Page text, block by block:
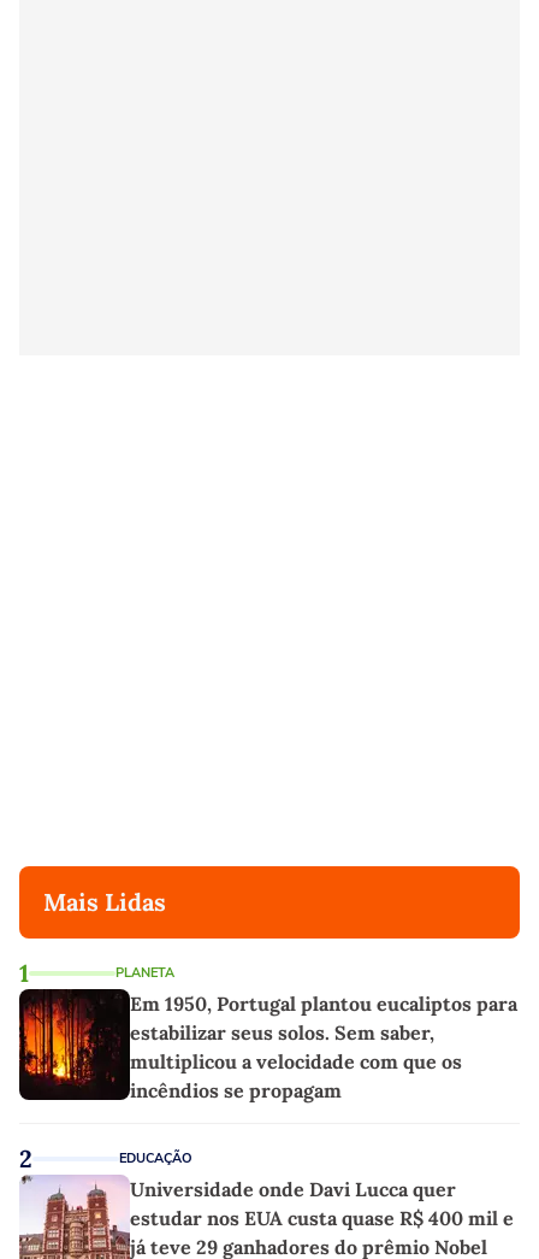
Mais Lidas
1 PLANETA
Em 1950, Portugal plantou eucaliptos para
estabilizar seus solos. Sem saber,
multiplicou a velocidade com que os
incêndios se propagam
2 EDUCAÇÃO
Universidade onde Davi Lucca quer
estudar nos EUA custa quase R$ 400 mil e
já teve 29 ganhadores do prêmio Nobel